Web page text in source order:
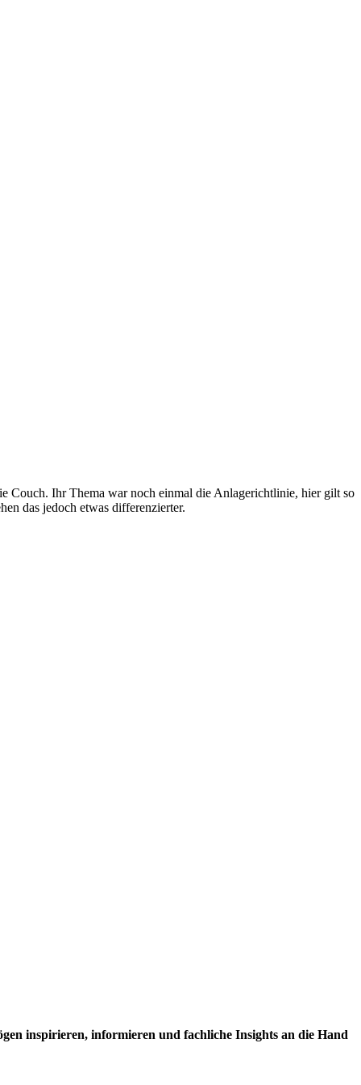
Couch. Ihr Thema war noch einmal die Anlagerichtlinie, hier gilt so
das jedoch etwas differenzierter.
inspirieren, informieren und fachliche Insights an die Hand